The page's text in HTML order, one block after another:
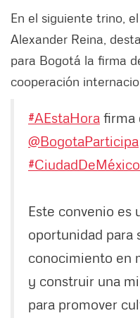
En el siguiente trino,
Alexander Reina,
para Bogotá la firma
cooperación
#AEstaHora firma
@BogotaParticipa
#CiudadDeMéxico
Este convenio es
oportunidad para
conocimiento en
y construir una
para promover